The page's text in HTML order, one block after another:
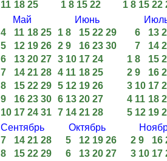
11 18 25
1 8 15 22
1 8 15 22
Май
4
11 18 25
5
12 19 26
6
13 20 27
7
14 21 28
8 15 22 29
9 16 23 30
10 17 24 31
Июнь
1 8 15 22 29
2 9 16 23 30
3 10 17 24
4 11 18 25
5 12 19 26
6 13 20 27
7 14 21 28
6
13
7
14
1 8 15
2 9 16
3 10 17
4 11 18
5 12 19
Сентябрь
7
14 21 28
8 15 22 29
Октябрь
5
12 19 26
6
13 20 27
2 9 16
3 10 17